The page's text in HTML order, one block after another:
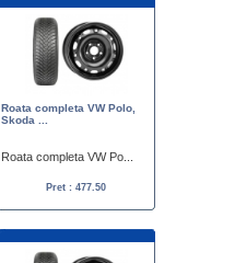
Roata completa VW Polo,
Skoda ...
Roata completa VW Po...
Pret : 477.50